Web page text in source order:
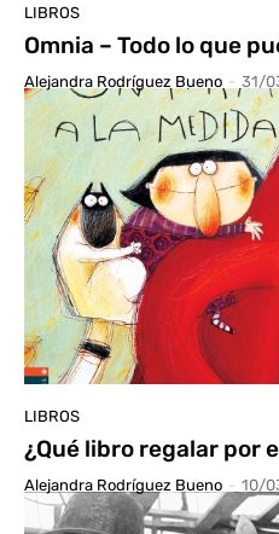
LIBROS
Omnia – Todo lo que
Alejandra Rodríguez Bueno - 31/
LIBROS
¿Qué libro regalar por
Alejandra Rodríguez Bueno - 10/